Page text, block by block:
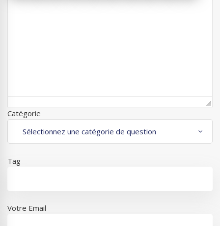
Catégorie
Tag
Votre Email